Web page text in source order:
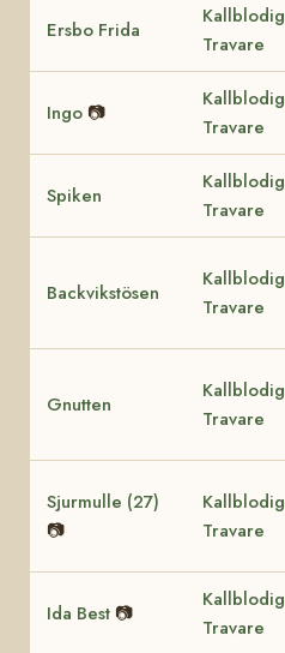
Ersbo Frida
Kallblodig
Travare
Ingo 📷
Kallblodig
Travare
Spiken
Kallblodig
Travare
Backvikstösen
Kallblodig
Travare
Gnutten
Kallblodig
Travare
Sjurmulle (27)
📷
Kallblodig
Travare
Ida Best 📷
Kallblodig
Travare